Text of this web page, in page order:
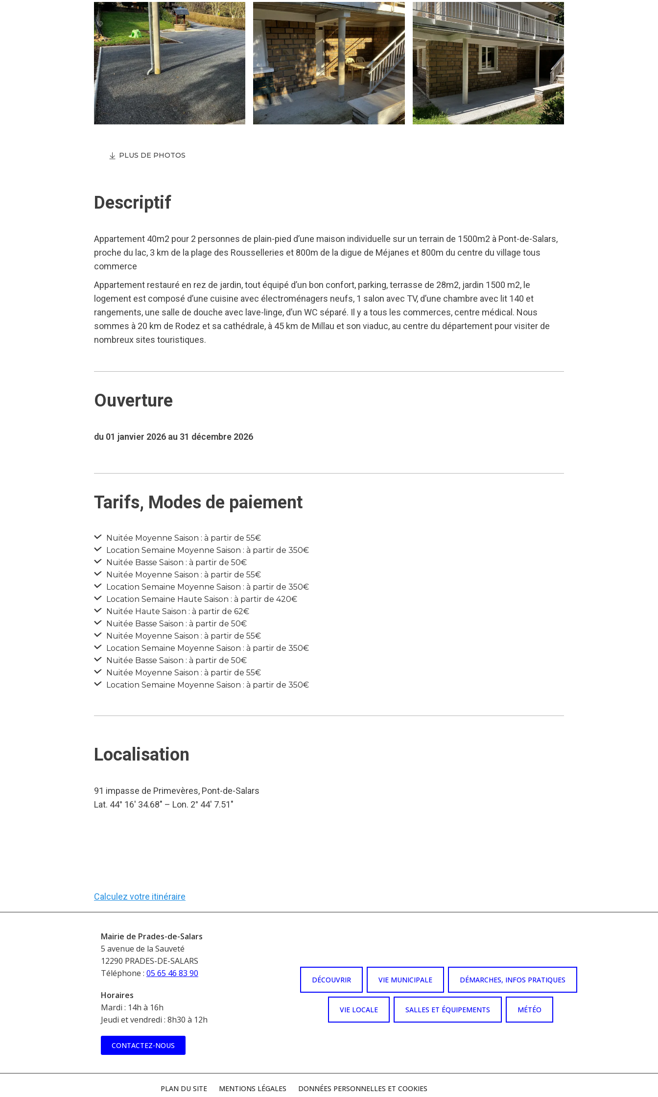
PLUS DE PHOTOS
Descriptif
Appartement 40m2 pour 2 personnes de plain-pied d’une maison individuelle sur un terrain de 1500m2 à Pont-de-Salars,
proche du lac, 3 km de la plage des Rousselleries et 800m de la digue de Méjanes et 800m du centre du village tous
commerce
Appartement restauré en rez de jardin, tout équipé d’un bon confort, parking, terrasse de 28m2, jardin 1500 m2, le
logement est composé d’une cuisine avec électroménagers neufs, 1 salon avec TV, d’une chambre avec lit 140 et
rangements, une salle de douche avec lave-linge, d’un WC séparé. Il y a tous les commerces, centre médical. Nous
sommes à 20 km de Rodez et sa cathédrale, à 45 km de Millau et son viaduc, au centre du département pour visiter de
nombreux sites touristiques.
Ouverture
du 01 janvier 2026 au 31 décembre 2026
Tarifs, Modes de paiement
Nuitée Moyenne Saison : à partir de 55€
Location Semaine Moyenne Saison : à partir de 350€
Nuitée Basse Saison : à partir de 50€
Nuitée Moyenne Saison : à partir de 55€
Location Semaine Moyenne Saison : à partir de 350€
Location Semaine Haute Saison : à partir de 420€
Nuitée Haute Saison : à partir de 62€
Nuitée Basse Saison : à partir de 50€
Nuitée Moyenne Saison : à partir de 55€
Location Semaine Moyenne Saison : à partir de 350€
Nuitée Basse Saison : à partir de 50€
Nuitée Moyenne Saison : à partir de 55€
Location Semaine Moyenne Saison : à partir de 350€
Localisation
91 impasse de Primevères, Pont-de-Salars
Lat. 44° 16′ 34.68″ – Lon. 2° 44′ 7.51″
Calculez votre itinéraire
Mairie de Prades-de-Salars
5 avenue de la Sauveté
12290 PRADES-DE-SALARS
Téléphone : 05 65 46 83 90
Horaires
Mardi : 14h à 16h
Jeudi et vendredi : 8h30 à 12h
CONTACTEZ-NOUS
DÉCOUVRIR VIE MUNICIPALE DÉMARCHES, INFOS PRATIQUES
VIE LOCALE SALLES ET ÉQUIPEMENTS MÉTÉO
PLAN DU SITE MENTIONS LÉGALES DONNÉES PERSONNELLES ET COOKIES